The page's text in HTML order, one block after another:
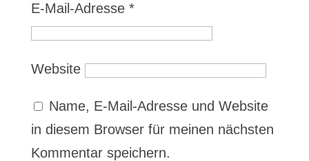
E-Mail-Adresse *
Website
Name, E-Mail-Adresse und Website
in diesem Browser für meinen nächsten
Kommentar speichern.